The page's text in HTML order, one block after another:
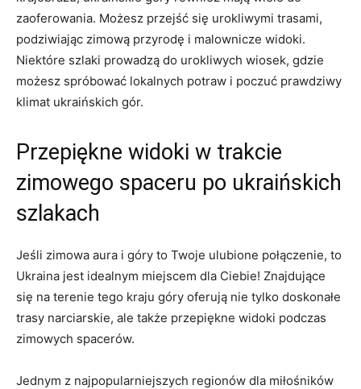
zaoferowania. Możesz przejść się urokliwymi trasami,
podziwiając zimową przyrodę i malownicze widoki.
Niektóre szlaki prowadzą do urokliwych wiosek, ‌gdzie ​
możesz spróbować lokalnych potraw i poczuć prawdziwy
klimat ukraińskich gór.
Przepiękne widoki w trakcie⁤
zimowego‌ spaceru po ukraińskich
szlakach
Jeśli zimowa aura i góry to Twoje ⁤ulubione połączenie, ‌to
Ukraina jest idealnym ⁣miejscem dla Ciebie! Znajdujące
⁤się na terenie tego ⁣kraju góry oferują nie tylko doskonałe
trasy ‍narciarskie, ale także‌ przepiękne ⁤widoki ⁣podczas
zimowych spacerów.
Jednym z najpopularniejszych regionów dla miłośników